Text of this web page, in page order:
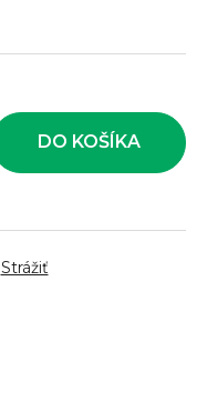
DO KOŠÍKA
Strážiť